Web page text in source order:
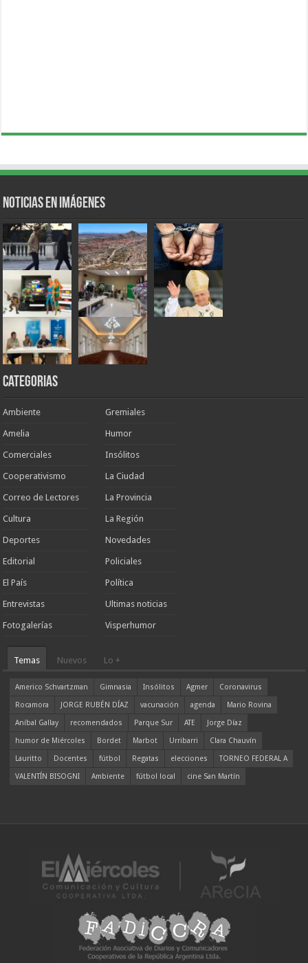
Noticias en Imágenes
Categorias
Ambiente
Amelia
Comerciales
Cooperativismo
Correo de Lectores
Cultura
Deportes
Editorial
El País
Entrevistas
Fotogalerías
Gremiales
Humor
Insólitos
La Ciudad
La Provincia
La Región
Novedades
Policiales
Política
Ultimas noticias
Visperhumor
Temas Nuevos Lo +
Americo Schvartzman Gimnasia Insólitos Agmer
Coronavirus
Rocamora
JORGE RUBÉN DÍAZ vacunación agenda
Mario Rovina
Aníbal Gallay
recomendados Parque Sur ATE
Jorge Díaz
humor de Miércoles
Bordet Marbot Urribarri
Clara Chauvín
Lauritto
Docentes fútbol Regatas elecciones
TORNEO FEDERAL A
VALENTÍN BISOGNI
Ambiente fútbol local cine San Martín